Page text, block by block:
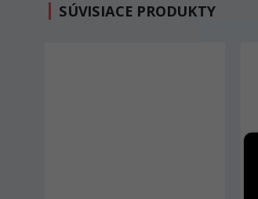
SÚVISIACE PRODUKTY